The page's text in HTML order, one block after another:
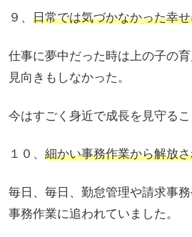
９、 日常では気づかなかった幸
仕事に夢中だった時は上の子の
見向きもしなかった。
今はすごく身近で成長を見守るこ
１０、 細かい事務作業から解放
毎日、毎日、勤怠管理や請求事
事務作業に追われていました。